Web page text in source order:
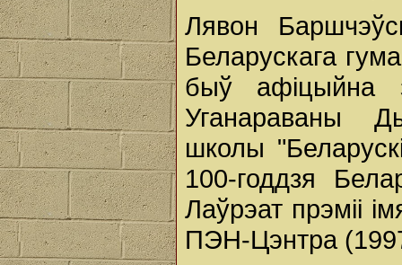
Лявон
Беларускага
быў афіцыйна
Уганараваны
школы
100-годдзя
Лаўрэат прэміі
ПЭН-Цэнтра